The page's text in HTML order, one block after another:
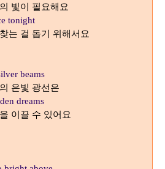
빛이 필요해요
tonight
는 걸 돕기 위해서요
beams
은빛 광선은
dreams
이끌 수 있어요